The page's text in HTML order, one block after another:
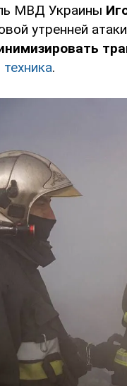
МВД Украины
утренней
.